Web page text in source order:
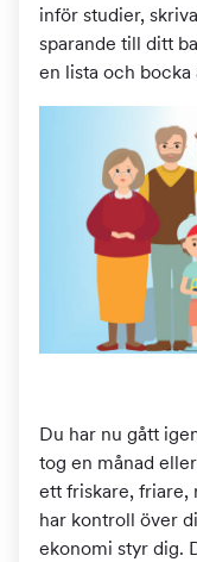
inför studier,
sparande till ditt
en lista och bocka
Du har nu gått
tog en månad
ett friskare, friare,
har kontroll över
ekonomi styr dig.